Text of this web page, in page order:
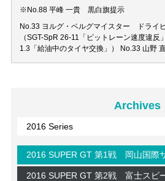
※No.88 平峰 一貴 黒白旗提示
No.33 ヨルグ・ベルグマイスター ドライ
（SGT-SpR 26-11「ピットレーン速度違
1.3「給油中のタイヤ交換」） No.33 山野
Archives
2016 SUPER GT 第1戦 岡山国際
2016 SUPER GT 第2戦 富士スピ